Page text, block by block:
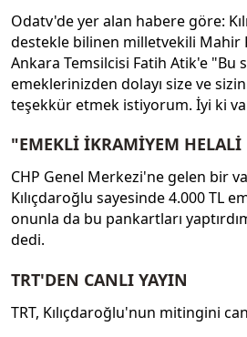
Odatv'de yer alan habere göre:
destekle bilinen milletvekili Mahir
Ankara Temsilcisi Fatih Atik'e "Bu
emeklerinizden dolayı size ve
teşekkür etmek istiyorum. İyi ki
"EMEKLİ İKRAMİYEM HELALİ
CHP Genel Merkezi'ne gelen bir
Kılıçdaroğlu sayesinde 4.000 TL
onunla da bu pankartları
dedi.
TRT'DEN CANLI YAYIN
TRT, Kılıçdaroğlu'nun mitingini